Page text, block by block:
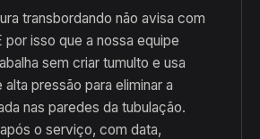
transbordando não avisa com
por isso que a nossa equipe
sem criar tumulto e usa
pressão para eliminar a
nas paredes da tubulação.
o serviço, com data,